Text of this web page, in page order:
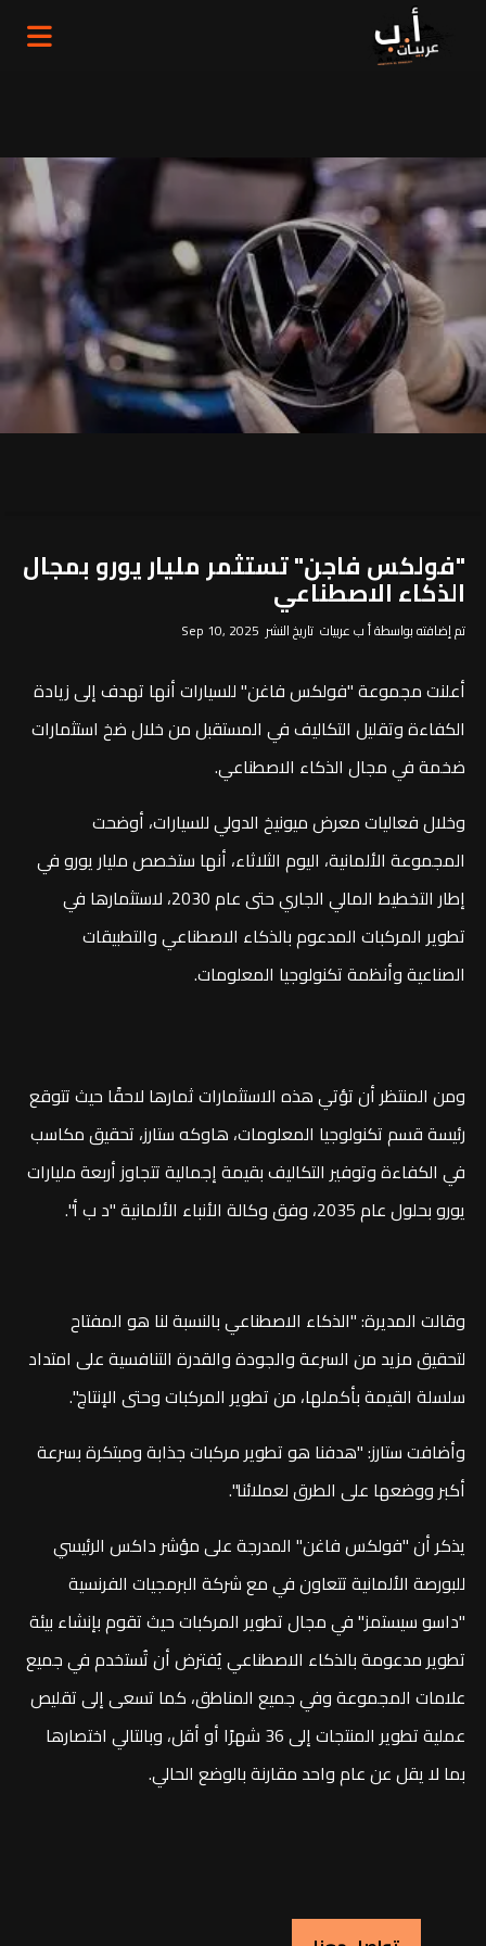
"فولكس فاجن" تستثمر مليار يورو بمجال
الذكاء الاصطناعي
تم إضافته بواسطة أ ب عربيات تاريخ النشر Sep 10, 2025
أعلنت مجموعة "فولكس فاغن" للسيارات أنها تهدف إلى زيادة
الكفاءة وتقليل التكاليف في المستقبل من خلال ضخ استثمارات
ضخمة في مجال الذكاء الاصطناعي.
وخلال فعاليات معرض ميونيخ الدولي للسيارات، أوضحت
المجموعة الألمانية، اليوم الثلاثاء، أنها ستخصص مليار يورو في
إطار التخطيط المالي الجاري حتى عام 2030، لاستثمارها في
تطوير المركبات المدعوم بالذكاء الاصطناعي والتطبيقات
الصناعية وأنظمة تكنولوجيا المعلومات.
ومن المنتظر أن تؤتي هذه الاستثمارات ثمارها لاحقًا حيث تتوقع
رئيسة قسم تكنولوجيا المعلومات، هاوكه ستارز، تحقيق مكاسب
في الكفاءة وتوفير التكاليف بقيمة إجمالية تتجاوز أربعة مليارات
يورو بحلول عام 2035، وفق وكالة الأنباء الألمانية "د ب أ".
وقالت المديرة: "الذكاء الاصطناعي بالنسبة لنا هو المفتاح
لتحقيق مزيد من السرعة والجودة والقدرة التنافسية على امتداد
سلسلة القيمة بأكملها، من تطوير المركبات وحتى الإنتاج".
وأضافت ستارز: "هدفنا هو تطوير مركبات جذابة ومبتكرة بسرعة
أكبر ووضعها على الطرق لعملائنا".
يذكر أن "فولكس فاغن" المدرجة على مؤشر داكس الرئيسي
للبورصة الألمانية تتعاون في مع شركة البرمجيات الفرنسية
"داسو سيستمز" في مجال تطوير المركبات حيث تقوم بإنشاء بيئة
تطوير مدعومة بالذكاء الاصطناعي يُفترض أن تُستخدم في جميع
علامات المجموعة وفي جميع المناطق، كما تسعى إلى تقليص
عملية تطوير المنتجات إلى 36 شهرًا أو أقل، وبالتالي اختصارها
بما لا يقل عن عام واحد مقارنة بالوضع الحالي.